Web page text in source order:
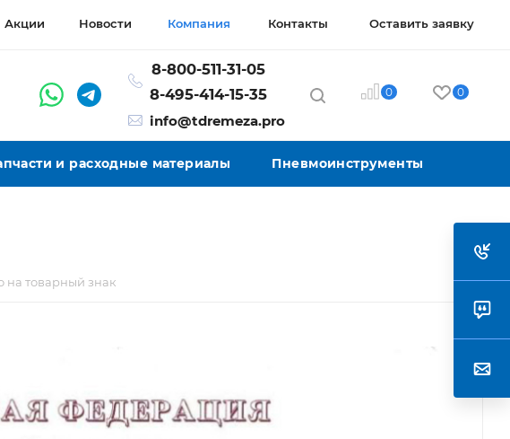
Акции Новости Компания Контакты Оставить заявку
8-800-511-31-05
8-495-414-15-35
info@tdremeza.pro
0 0
и расходные материалы Пневмоинструменты
на товарный знак